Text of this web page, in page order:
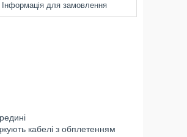
Інформація для замовлення
кабелі з обплетенням